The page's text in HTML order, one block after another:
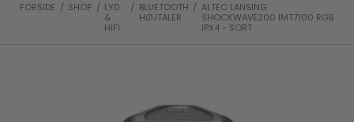
FORSIDE / SHOP / LYD
&
HIFI
/ BLUETOOTH
HØJTALER
/ ALTEC LANSING
SHOCKWAVE200 IMT7100 RGB
IPX4 - SORT